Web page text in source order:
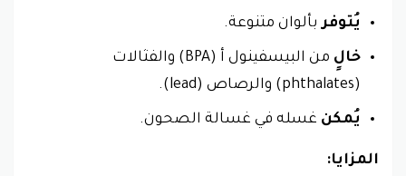
يُتوفربألوان متنوعة.
خالٍ
من البيسفينول أ (BPA) والفثالات
(phthalates) والرصاص (lead).
يُمكن غسله في غسالة الصحون.
المزايا: